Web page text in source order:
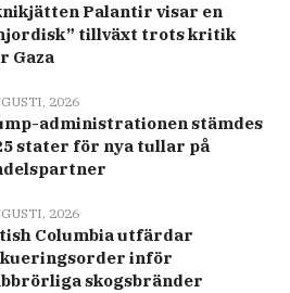
Palantir visar en
tillväxt trots kritik
Gaza
2026
administrationen stämdes
stater för nya tullar på
2026
Columbia utfärdar
inför
skogsbränder